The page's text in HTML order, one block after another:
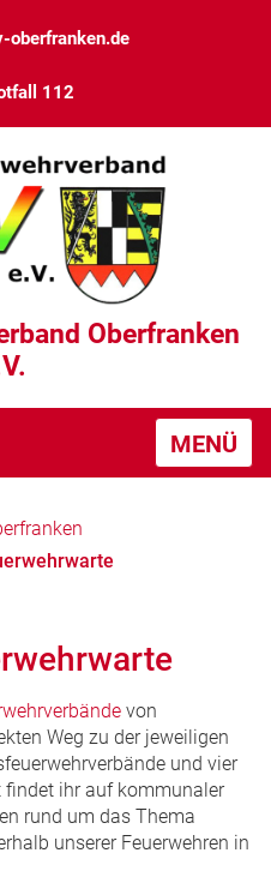
oberfranken.de
112
Oberfranken
MENÜ
von
Weg zu der jeweiligen
und vier
findet ihr auf kommunaler
rund um das Thema
unserer Feuerwehren in